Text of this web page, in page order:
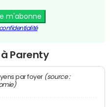
m'abonne
à Parenty
par foyer (source :